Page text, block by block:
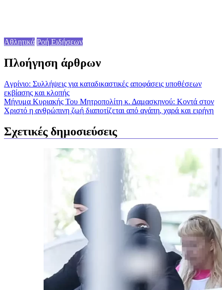
Αθλητικά Ροή Ειδήσεων
Πλοήγηση άρθρων
Aγρίνιο: Συλλήψεις για καταδικαστικές αποφάσεις υποθέσεων
εκβίασης και κλοπής
Μήνυμα Κυριακής Του Μητροπολίτη κ. Δαμασκηνού: Κοντά στον
Χριστό η ανθρώπινη ζωή διαποτίζεται από αγάπη, χαρά και ειρήνη
Σχετικές δημοσιεύσεις